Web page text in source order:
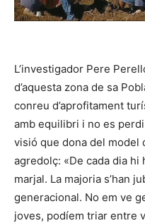
L’investigador Pere
d’aquesta zona de sa
conreu d’aprofitament
amb equilibri i no es perdi
visió que dona del model
agredolç: «De cada dia hi
marjal. La majoria s’han
generacional. No em ve
joves, podíem triar entre